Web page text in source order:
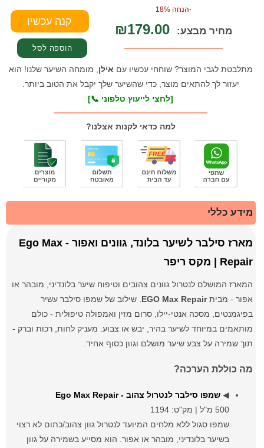
-הנחה 18%
מחיר מבצע: ₪179.00
מתלבטת לגבי המוצר? שוחחי עכשיו עם אילן , מומחה השיער שלנו! הוא
יעזור לך להתאים מוצר, כדי שהשיער שלך יקבל את הטוב ביותר.
[לחצי לייעוץ טלפוני 📞]
למה כדאי לקנות אצלנו?
מידע כללי
מארז סילבר לשיער בלונד, גוונים ואפור - Ego Max
Repair | מקס ריפר
המארז המושלם לנטרול גוונים צהובים וטיפוח שיער בלונדיני, מובהר או
אפור - מביתEGO Max Repair . שילוב של שמפו סילבר עשיר
בפיגמנטים, מסכה אנטי-יילו, סרום מזין ואמפולה טיפולית - כולם
מותאמים במיוחד לשיער בהיר, יבש או צבוע. מעניק לחות, רכות וברק -
תוך שמירה על צבע שיער מושלם וגוון כסוף אחיד.
מה כוללת הערכה?
◀שמפו סילבר לנטרול צהוב - Ego Max Repair
500 מ"ל | מק"ט: 1194
שמפו סגול ללא מלחים המיועד לנטרול גוון צהוב/כתום לא רצוי
בשיער בלונדיני, מובהר או אפור. הוא מסייע בשמירה על גוון